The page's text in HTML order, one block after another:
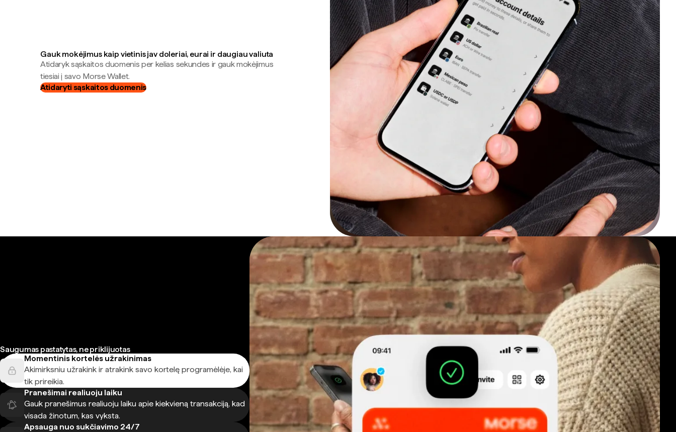
Gauk mokėjimus kaip vietinis jav doleriai, eurai ir daugiau valiuta
Atidaryk sąskaitos duomenis per kelias sekundes ir gauk mokėjimus
tiesiai į savo Morse Wallet.
Atidaryti sąskaitos duomenis
Saugumas pastatytas, ne priklijuotas
Momentinis kortelės užrakinimas
Akimirksniu užrakink ir atrakink savo kortelę programėlėje, kai
tik prireikia.
Pranešimai realiuoju laiku
Gauk pranešimus realiuoju laiku apie kiekvieną transakciją, kad
visada žinotum, kas vyksta.
Apsauga nuo sukčiavimo 24/7